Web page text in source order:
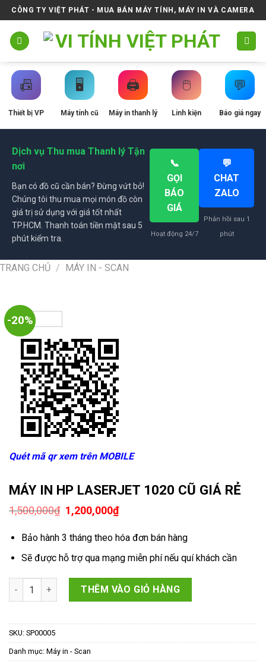
Skip
to
content
CÔNG TY VIỆT PHÁT - MUA BÁN MÁY TÍNH, MÁY IN VÀ CAMERA
📠
Thiết bị VP
🖥️
Máy tính cũ
🖨️
Máy in thanh lý
🖱️
Linh kiện
💬
Báo giá ngay
Dịch vụ Thu mua Thanh lý Tận
nơi
Bạn có đồ cũ cần bán? Đừng vứt bỏ!
Chúng tôi thu mua mọi món đồ còn
giá trị sử dụng với giá tốt nhất
TP.HCM. Thanh toán tiền mặt sau 5
phút kiểm tra.
📞
GỌI
BÁO
GIÁ
Hoạt động 24/7
💬
CHAT
ZALO
Phản hồi sau 1
phút
TRANG CHỦ / MÁY IN - SCAN
-20%
Quét mã qr xem trên MOBILE
MÁY IN HP LASERJET 1020 CŨ GIÁ RẺ
1,500,000₫ Giá
gốc
là:
1,500,000₫.
1,200,000₫Giá
tại
là:
1,200,000₫.
Bảo hành 3 tháng theo hóa đơn bán hàng
Sẽ được hỗ trợ qua mạng miễn phí nếu quí khách cần
MÁY IN HP LASERJET 1020 CŨ GIÁ RẺ số lượng
THÊM VÀO GIỎ HÀNG
SKU: SP00005
Danh mục: Máy in - Scan